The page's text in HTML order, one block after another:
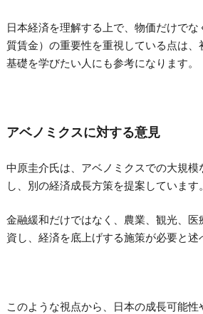
日本経済を理解する上で、物価だけで
質賃金）の重要性を重視している点は
基礎を学びたい人にも参考になります。
アベノミクスに対する意見
中原圭介氏は、アベノミクスでの大規模
し、別の経済成長方策を提案しています。
金融緩和だけではなく、農業、観光、
資し、経済を底上げする施策が必要と述
このような視点から、日本の成長可能